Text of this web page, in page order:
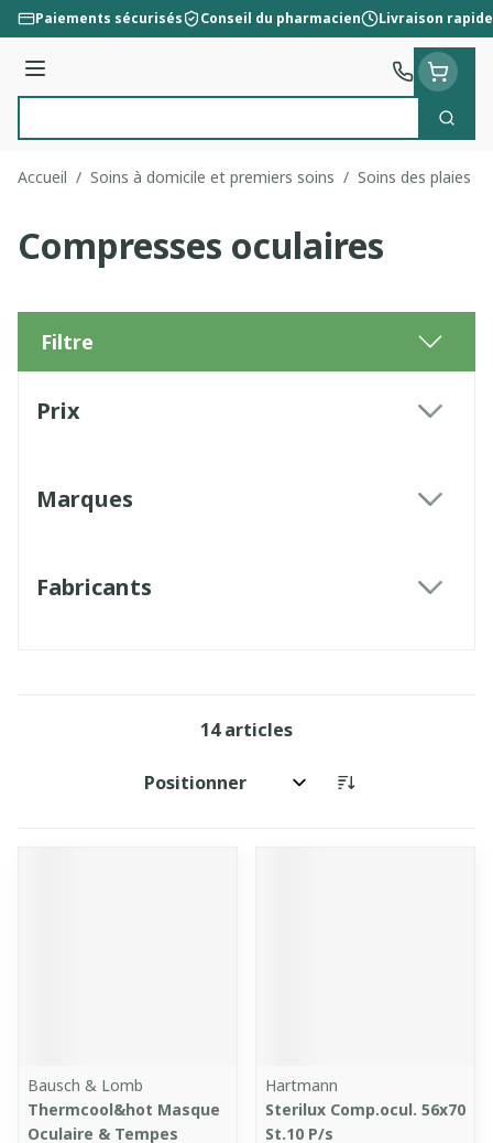
Aller au contenu
Paiements sécurisés Conseil du pharmacien Livraison rapide
Menu
Accueil / Soins à domicile et premiers soins / Soins des plaies
Compresses oculaires
Filtre
Prix
Marques
Fabricants
14articles
Trier par:
Bausch & Lomb
Thermcool&hot Masque
Oculaire & Tempes
Hartmann
Sterilux Comp.ocul. 56x70
St.10 P/s